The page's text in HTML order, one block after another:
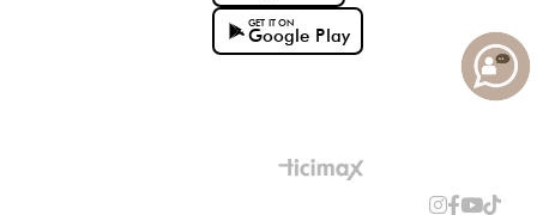
GET IT ON
Google Play